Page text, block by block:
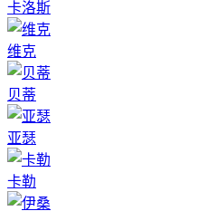
卡洛斯
维克
贝蒂
亚瑟
卡勒